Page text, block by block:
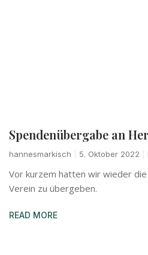
Spendenübergabe an
hannesmarkisch 5. Oktober 2022
Vor kurzem hatten wir wieder
Verein zu übergeben.
READ MORE